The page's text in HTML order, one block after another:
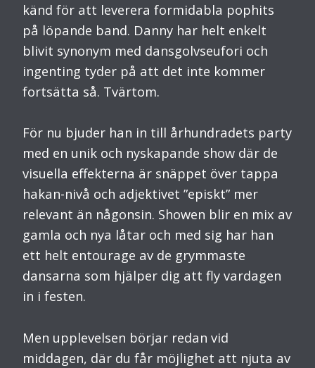
känd för att leverera formidabla pophits
på löpande band. Danny har helt enkelt
blivit synonym med dansgolvseufori och
ingenting tyder på att det inte kommer
fortsätta så. Tvärtom.
För nu bjuder han in till århundradets party
med en unik och nyskapande show där de
visuella effekterna är snäppet över tappa
hakan-nivå och adjektivet ”episkt” mer
relevant än någonsin. Showen blir en mix av
gamla och nya låtar och med sig har han
ett helt entourage av de grymmaste
dansarna som hjälper dig att fly vardagen
in i festen.
Men upplevelsen börjar redan vid
middagen, där du får möjlighet att njuta av